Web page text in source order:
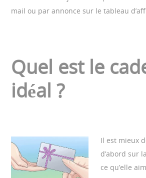
mail ou par annonce sur le tableau
Quel est le
idéal ?
Il est mieux
d’abord sur
ce qu’elle